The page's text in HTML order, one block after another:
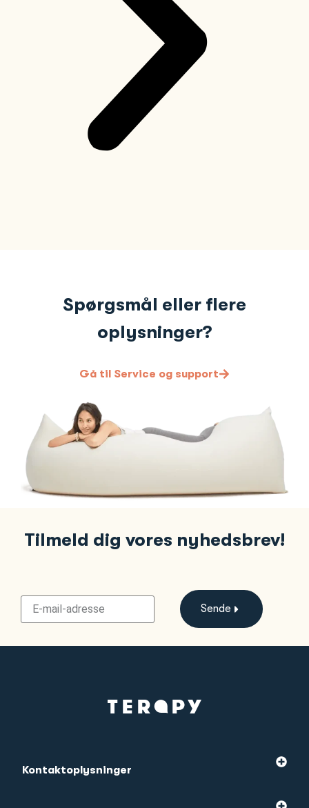
Spørgsmål eller flere
oplysninger?
Gå til Service og support
Tilmeld dig vores nyhedsbrev!
Sende
Kontaktoplysninger